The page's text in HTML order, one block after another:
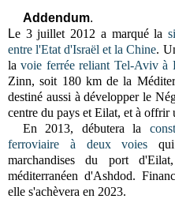
Addendum.
Le 3 juillet 2012 a marqué la
entre l'Etat d'Israël et la Chine.
lavoie ferrée reliant Tel-Aviv à
Zinn, soit 180 km de la
destiné aussi à développer le
centre du pays et Eilat, et à offrir
En 2013, débutera la
ferroviaire à deux voies qui
marchandises du port
méditerranéen d'Ashdod.
elle s'achèvera en 2023.